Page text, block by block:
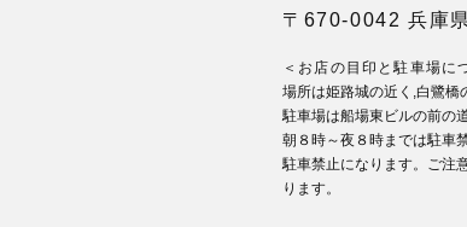
〒670-0042 兵庫
＜お店の目印と駐車場に
場所は姫路城の近く,白鷺橋
駐車場は船場東ビルの前の
朝８時～夜８時までは駐車
駐車禁止になります。ご注
ります。